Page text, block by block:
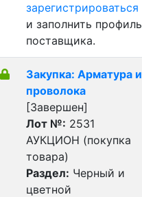
зарегистрироваться
и заполнить профиль
поставщика.
Закупка: Арматура и
проволока
[Завершен]
Лот №: 2531
АУКЦИОН (покупка
товара)
Раздел: Черный и
цветной